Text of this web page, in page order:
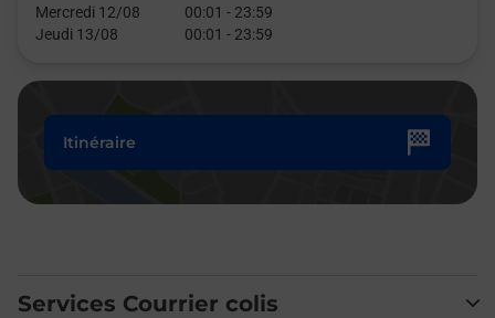
Mercredi 12/08
00:01 - 23:59
Jeudi 13/08
00:01 - 23:59
Itinéraire
Services Courrier colis